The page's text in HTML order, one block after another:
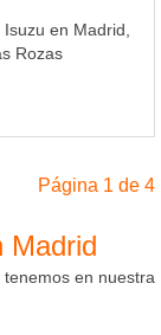
en Madrid,
Rozas
Página 1 de 4
Madrid
en nuestra